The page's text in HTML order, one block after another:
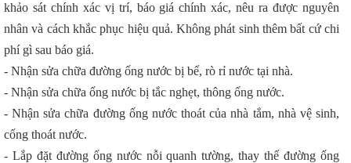
khảo sát chính xác vị trí, báo giá chính xác, nêu ra được nguyên
nhân và cách khắc phục hiệu quả. Không phát sinh thêm bất cứ chi
phí gì sau báo giá.
- Nhận sửa chữa đường ống nước bị bể, rò rỉ nước tại nhà.
- Nhận sửa chữa ống nước bị tắc nghẹt, thông ống nước.
- Nhận sửa chữa đường ống nước thoát của nhà tắm, nhà vệ sinh,
cống thoát nước.
- Lắp đặt đường ống nước nỗi quanh tường, thay thế đường ống